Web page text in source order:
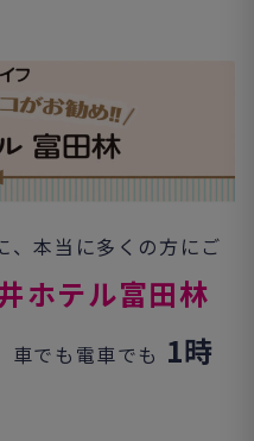
、本当に多くの方にご
ホテル富田林
車でも電車でも 1時